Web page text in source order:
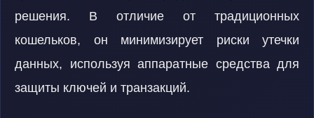
решения. В отличие от традиционных
кошельков, он минимизирует риски утечки
данных, используя аппаратные средства для
защиты ключей и транзакций.